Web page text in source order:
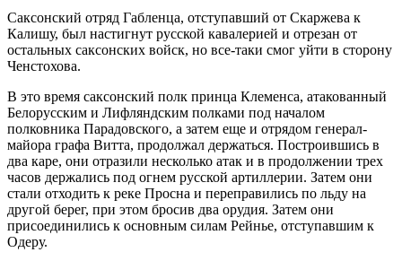
Саксонский отряд Габленца, отступавший от Скаржева к
Калишу, был настигнут русской кавалерией и отрезан от
остальных саксонских войск, но все-таки смог уйти в сторону
Ченстохова.
В это время саксонский полк принца Клеменса, атакованный
Белорусским и Лифляндским полками под началом
полковника Парадовского, а затем еще и отрядом генерал-
майора графа Витта, продолжал держаться. Построившись в
два каре, они отразили несколько атак и в продолжении трех
часов держались под огнем русской артиллерии. Затем они
стали отходить к реке Просна и переправились по льду на
другой берег, при этом бросив два орудия. Затем они
присоединились к основным силам Рейнье, отступавшим к
Одеру.